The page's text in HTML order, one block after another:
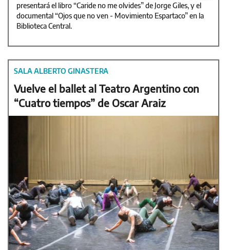
presentará el libro “Caride no me olvides” de Jorge Giles, y el
documental “Ojos que no ven - Movimiento Espartaco” en la
Biblioteca Central.
SALA ALBERTO GINASTERA
Vuelve el ballet al Teatro Argentino con
“Cuatro tiempos” de Oscar Araiz